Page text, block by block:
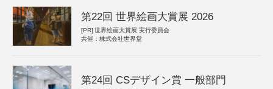
第22回 世界絵画大賞展 2026
[PR] 世界絵画大賞展 実行委員会
共催：株式会社世界堂
第24回 CSデザイン賞 一般部門